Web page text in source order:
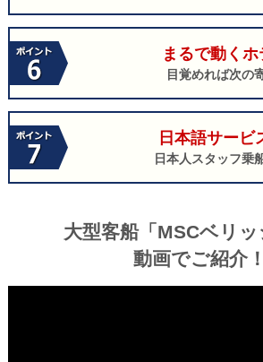
まるで動くホ
目覚めれば次の
日本語サービ
日本人スタッフ乗
大型客船「MSCベリ
動画でご紹介！